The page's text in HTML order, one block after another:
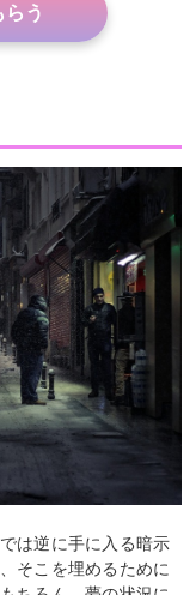
う
は逆に手に入る暗示
そこを埋めるために